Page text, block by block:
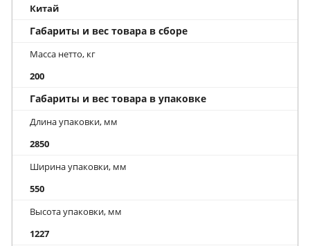
Китай
Габариты и вес товара в сборе
Масса нетто, кг
200
Габариты и вес товара в упаковке
Длина упаковки, мм
2850
Ширина упаковки, мм
550
Высота упаковки, мм
1227